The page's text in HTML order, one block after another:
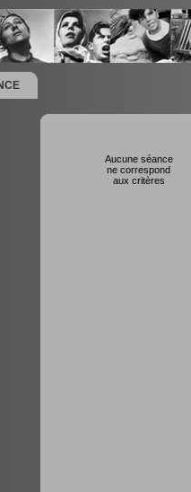
Aucune séance
ne correspond
aux critères